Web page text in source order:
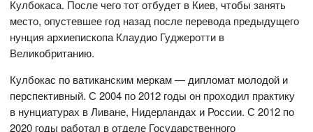
Кулбокаса. После чего тот отбудет в Киев, чтобы занять
место, опустевшее год назад после перевода предыдущего
нунция архиепископа Клаудио Гуджеротти в
Великобританию.
Кулбокас по ватиканским меркам — дипломат молодой и
перспективный. С 2004 по 2012 годы он проходил практику
в нунциатурах в Ливане, Нидерландах и России. С 2012 по
2020 годы работал в отделе Государственного